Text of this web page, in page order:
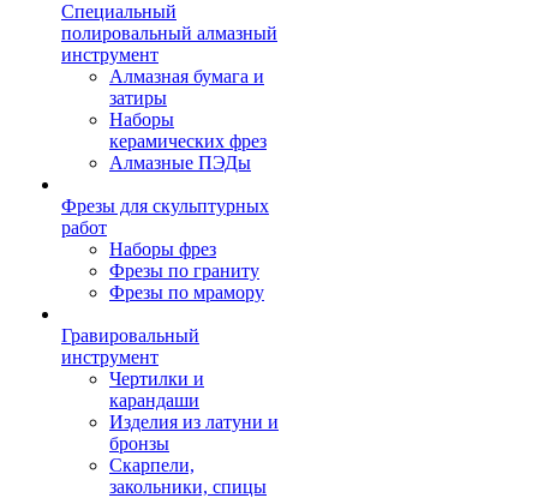
Специальный
полировальный алмазный
инструмент
Алмазная бумага и
затиры
Наборы
керамических фрез
Алмазные ПЭДы
Фрезы для скульптурных
работ
Наборы фрез
Фрезы по граниту
Фрезы по мрамору
Гравировальный
инструмент
Чертилки и
карандаши
Изделия из латуни и
бронзы
Скарпели,
закольники, спицы